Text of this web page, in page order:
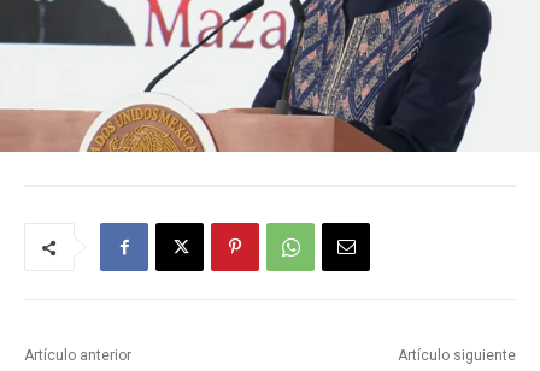
Artículo anterior Artículo siguiente